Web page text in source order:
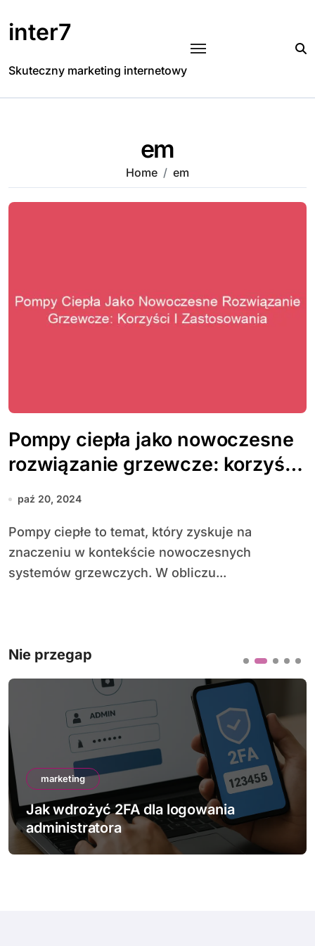
to
content
inter7
Skuteczny marketing internetowy
em
Home em
Pompy ciepła jako nowoczesne
rozwiązanie grzewcze: korzyści
i zastosowania
paź 20, 2024
Pompy ciepłe to temat, który zyskuje na
znaczeniu w kontekście nowoczesnych
systemów grzewczych. W obliczu...
Nie przegap
marketing
Jak wdrożyć 2FA dla logowania
administratora